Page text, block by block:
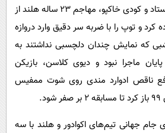
توپ را به دهانه‌ دروازه فرستاد و کودی خاکپو، مهاجم ۲۳ ساله‌ هلند از
کرد و توپ را با ضربه‌ سر دقیق وارد دروازه
که نمایش چندان دلچسبی نداشتند به
ماجرا نبود و دیوی کلاسن، بازیکن
ناقص ادوارد مندی روی شوت ممفیس
جهانی تیم‌های اکوادور و هلند با سه